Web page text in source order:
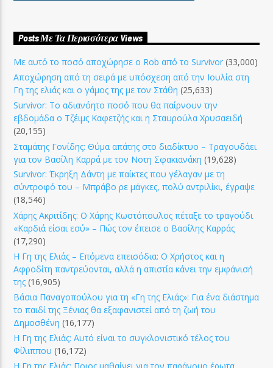
Posts Με Τα Περισσότερα Views
Με αυτό το ποσό αποχώρησε ο Rob από το Survivor (33,000)
Αποχώρηση από τη σειρά με υπόσχεση από την Ιουλία στη
Γη της ελιάς και ο γάμος της με τον Στάθη (25,633)
Survivor: Το αδιανόητο ποσό που θα παίρνουν την
εβδομάδα ο Τζέιμς Καφετζής και η Σταυρούλα Χρυσαειδή
(20,155)
Σταμάτης Γονίδης: Θύμα απάτης στο διαδίκτυο – Τραγουδάει
για τον Βασίλη Καρρά με τον Νοτη Σφακιανάκη (19,628)
Survivor: Έκρηξη Δάντη με παίκτες που γέλαγαν με τη
σύντροφό του – Μπράβο ρε μάγκες, πολύ αντριλίκι, έγραψε
(18,546)
Χάρης Ακριτίδης: Ο Χάρης Κωστόπουλος πέταξε το τραγούδι
«Καρδιά είσαι εσύ» – Πώς τον έπεισε ο Βασίλης Καρράς
(17,290)
Η Γη της Ελιάς – Επόμενα επεισόδια: Ο Χρήστος και η
Αφροδίτη παντρεύονται, αλλά η απιστία κάνει την εμφάνισή
της (16,905)
Βάσια Παναγοπούλου για τη «Γη της Ελιάς»: Για ένα διάστημα
το παιδί της Ξένιας θα εξαφανιστεί από τη ζωή του
Δημοσθένη (16,177)
Η Γη της Ελιάς: Αυτό είναι το συγκλονιστικό τέλος του
Φίλιππου (16,172)